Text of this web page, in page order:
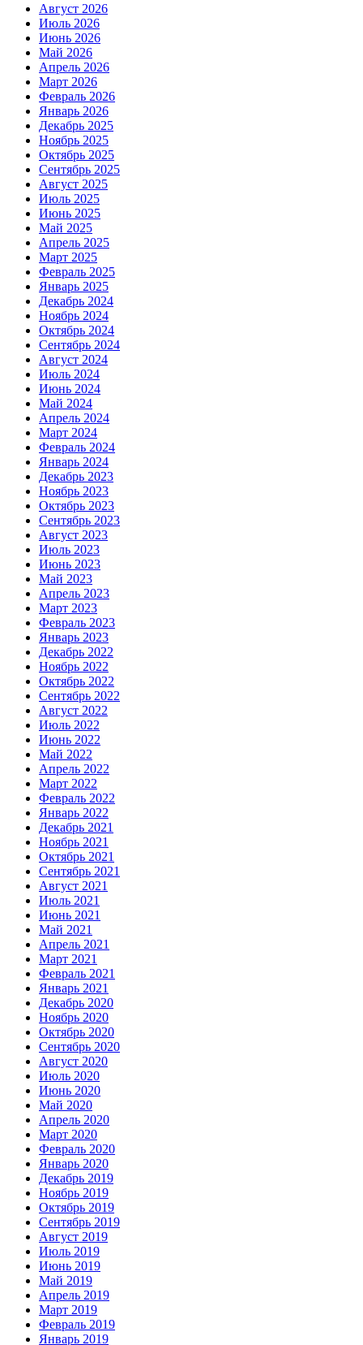
Август 2026
Июль 2026
Июнь 2026
Май 2026
Апрель 2026
Март 2026
Февраль 2026
Январь 2026
Декабрь 2025
Ноябрь 2025
Октябрь 2025
Сентябрь 2025
Август 2025
Июль 2025
Июнь 2025
Май 2025
Апрель 2025
Март 2025
Февраль 2025
Январь 2025
Декабрь 2024
Ноябрь 2024
Октябрь 2024
Сентябрь 2024
Август 2024
Июль 2024
Июнь 2024
Май 2024
Апрель 2024
Март 2024
Февраль 2024
Январь 2024
Декабрь 2023
Ноябрь 2023
Октябрь 2023
Сентябрь 2023
Август 2023
Июль 2023
Июнь 2023
Май 2023
Апрель 2023
Март 2023
Февраль 2023
Январь 2023
Декабрь 2022
Ноябрь 2022
Октябрь 2022
Сентябрь 2022
Август 2022
Июль 2022
Июнь 2022
Май 2022
Апрель 2022
Март 2022
Февраль 2022
Январь 2022
Декабрь 2021
Ноябрь 2021
Октябрь 2021
Сентябрь 2021
Август 2021
Июль 2021
Июнь 2021
Май 2021
Апрель 2021
Март 2021
Февраль 2021
Январь 2021
Декабрь 2020
Ноябрь 2020
Октябрь 2020
Сентябрь 2020
Август 2020
Июль 2020
Июнь 2020
Май 2020
Апрель 2020
Март 2020
Февраль 2020
Январь 2020
Декабрь 2019
Ноябрь 2019
Октябрь 2019
Сентябрь 2019
Август 2019
Июль 2019
Июнь 2019
Май 2019
Апрель 2019
Март 2019
Февраль 2019
Январь 2019